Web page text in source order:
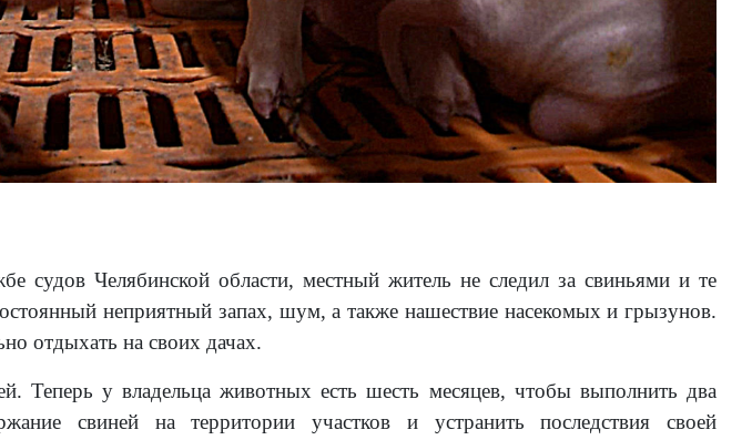
судов Челябинской области, местный житель не следил за свиньями и те
неприятный запах, шум, а также нашествие насекомых и грызунов.
отдыхать на своих дачах.
Теперь у владельца животных есть шесть месяцев, чтобы выполнить два
свиней на территории участков и устранить последствия своей